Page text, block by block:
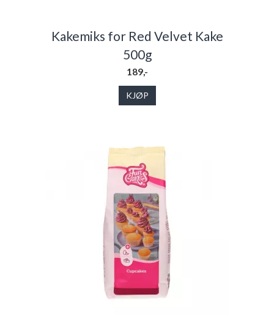
Kakemiks for Red Velvet Kake
500g
189,-
KJØP